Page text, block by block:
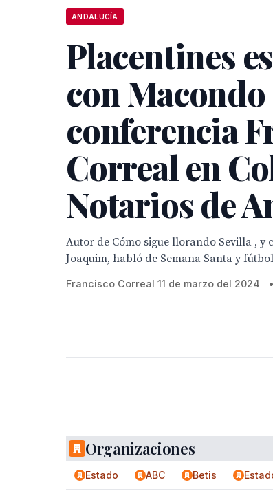
ANDALUCÍA
Placentines
con Macondo
conferencia
Correal en
Notarios de
Autor de Cómo sigue llorando Sevilla , y
Joaquim, habló de Semana Santa y fútbol
Francisco Correal 11 de marzo del 2024 •
Organizaciones
Estado ABC Betis